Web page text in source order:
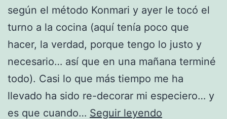
según el método Konmari y ayer le tocó el
turno a la cocina (aquí tenía poco que
hacer, la verdad, porque tengo lo justo y
necesario… así que en una mañana terminé
todo). Casi lo que más tiempo me ha
llevado ha sido re-decorar mi especiero… y
es que cuando… Seguir leyendo